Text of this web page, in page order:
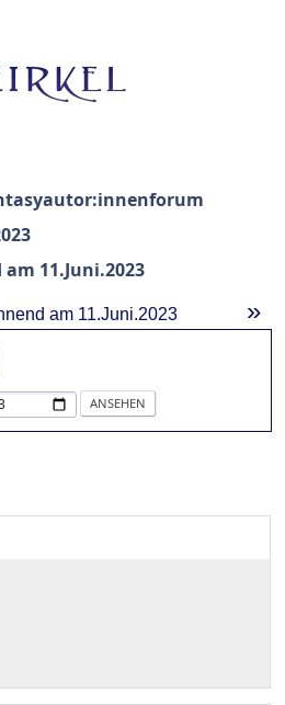
11.Juni.2023
»
am 11.Juni.2023